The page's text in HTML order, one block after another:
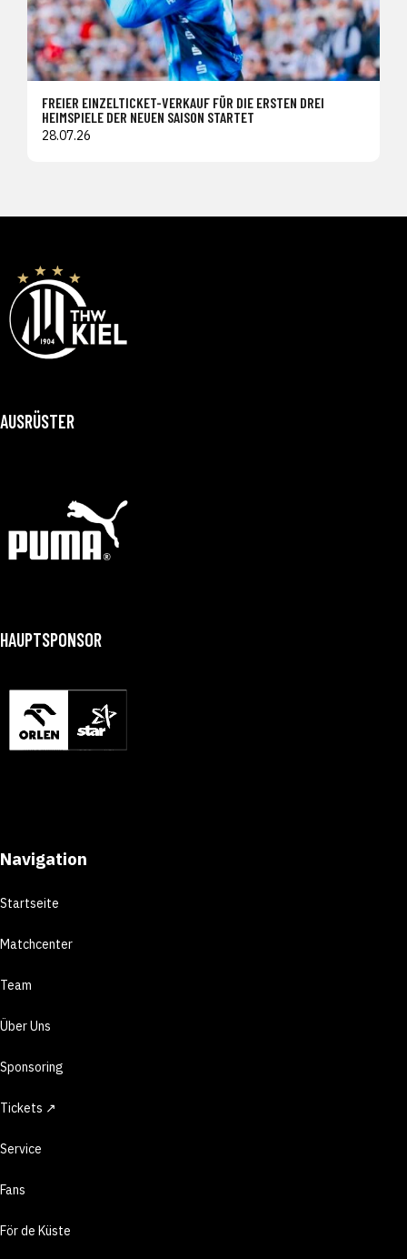
FREIER EINZELTICKET-VERKAUF FÜR DIE ERSTEN DREI
HEIMSPIELE DER NEUEN SAISON STARTET
28.07.26
AUSRÜSTER
HAUPTSPONSOR
Navigation
Startseite
Matchcenter
Team
Über Uns
Sponsoring
Tickets ↗
Service
Fans
För de Küste